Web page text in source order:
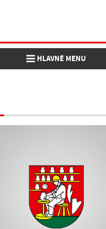
Toggle navigation
HLAVNÉ MENU